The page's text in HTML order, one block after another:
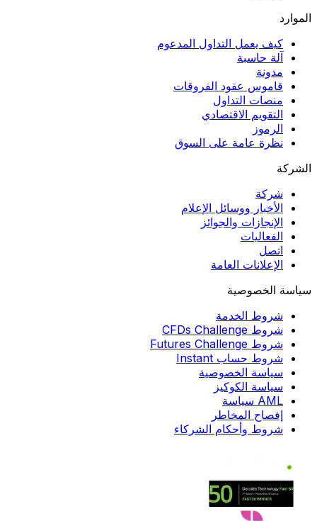
الموارد
كيف يعمل التداول المدعوم
آلة حاسبة
مدونة
قاموس عقود الفروقات
منصات التداول
التقويم الاقتصادي
الرموز
نظرة عامة على السوق
الشركة
شركة
الأخبار ووسائل الإعلام
الإنجازات والجوائز
الفعاليات
اتصل
الإعلانات العامة
سياسة الخصوصية
شروط الخدمة
شروط CFDs Challenge
شروط Futures Challenge
شروط حساب Instant
سياسة الخصوصية
سياسة الكوكيز
AML سياسة
إفصاح المخاطر
شروط وأحكام الشركاء